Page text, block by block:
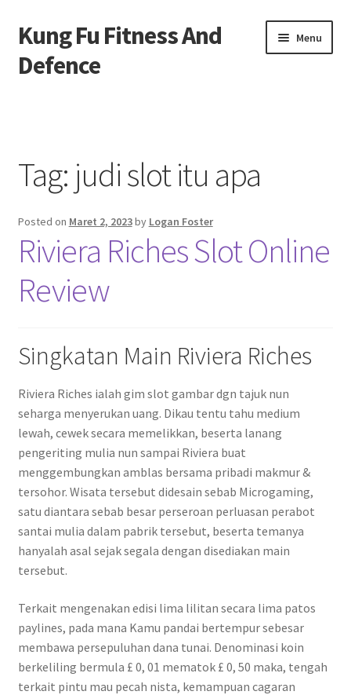
Skip
to
navigation
Skip
to
content
Kung Fu Fitness And
Defence
Menu
Contact us
Privacy Policy
Tag: judi slot itu apa
Posted on Maret 2, 2023by Logan Foster
Riviera Riches Slot Online
Review
Singkatan Main Riviera Riches
Riviera Riches ialah gim slot gambar dgn tajuk nun
seharga menyerukan uang. Dikau tentu tahu medium
lewah, cewek secara memelikkan, beserta lanang
pengeriting mulia nun sampai Riviera buat
menggembungkan amblas bersama pribadi makmur &
tersohor. Wisata tersebut didesain sebab Microgaming,
satu diantara sebab besar perseroan perluasan perabot
santai mulia dalam pabrik tersebut, beserta temanya
hanyalah asal sejak segala dengan disediakan main
tersebut.
Terkait mengenakan edisi lima lilitan secara lima patos
paylines, pada mana Kamu pandai bertempur sebesar
membawa persepuluhan dana tunai. Denominasi koin
berkeliling bermula £ 0, 01 mematok £ 0, 50 maka, tengah
terkait pintu mau pecah nista, kemampuan cagaran